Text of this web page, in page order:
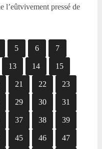
l’eûtvivement pressé de
5 6 7
13 14 15
21 22 23
29 30 31
37 38 39
45 46 47